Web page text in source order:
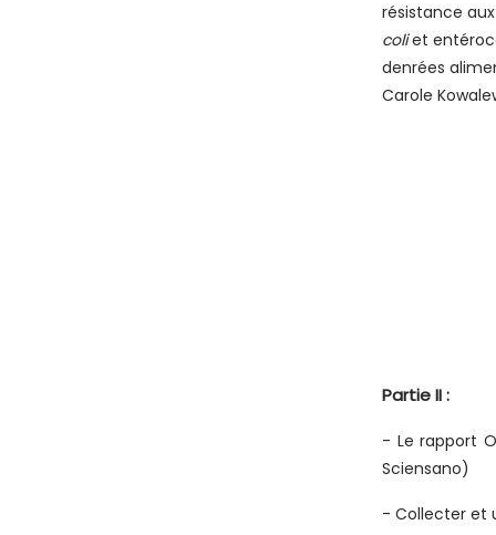
résistance
coliet
denrées
Carole
Partie II :
- Le rapport
Sciensano)
- Collecter et